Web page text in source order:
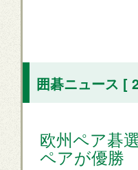
囲碁ニュース [
欧州ペア碁
ペアが優勝